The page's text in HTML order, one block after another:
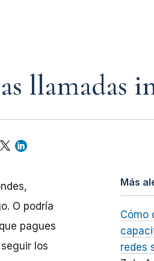
llamadas
O podría
pagues
los
Más
Cómo
redes